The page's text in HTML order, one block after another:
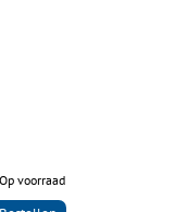
Op voorraad